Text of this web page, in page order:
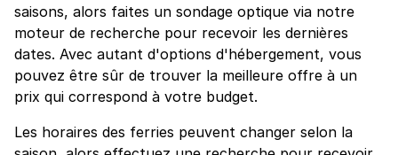
saisons, alors faites un sondage optique via notre
moteur de recherche pour recevoir les dernières
dates. Avec autant d'options d'hébergement, vous
pouvez être sûr de trouver la meilleure offre à un
prix qui correspond à votre budget.
Les horaires des ferries peuvent changer selon la